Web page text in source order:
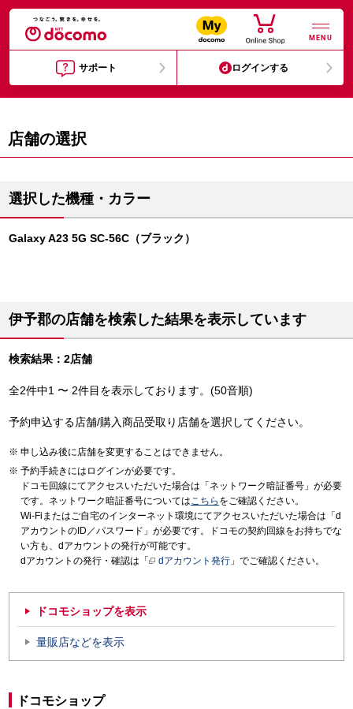
MENU
サポート ログインする
店舗の選択
選択した機種・カラー
Galaxy A23 5G SC-56C（ブラック）
伊予郡の店舗を検索した結果を表示しています
検索結果：2店舗
全2件中1 〜 2件目を表示しております。(50音順)
予約申込する店舗/購入商品受取り店舗を選択してください。
申し込み後に店舗を変更することはできません。
予約手続きにはログインが必要です。
ドコモ回線にてアクセスいただいた場合は「ネットワーク暗証番号」が必要
です。ネットワーク暗証番号についてはこちら をご確認ください。
Wi-Fiまたはご自宅のインターネット環境にてアクセスいただいた場合は「d
アカウントのID／パスワード」が必要です。ドコモの契約回線をお持ちでな
い方も、dアカウントの発行が可能です。
dアカウントの発行・確認は「
dアカウント発行 」でご確認ください。
ドコモショップを表示
量販店などを表示
ドコモショップ